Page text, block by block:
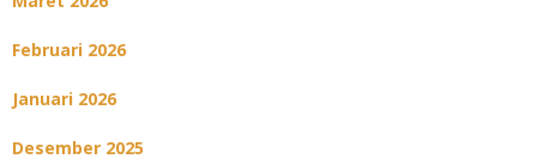
Februari 2026
Januari 2026
Desember 2025